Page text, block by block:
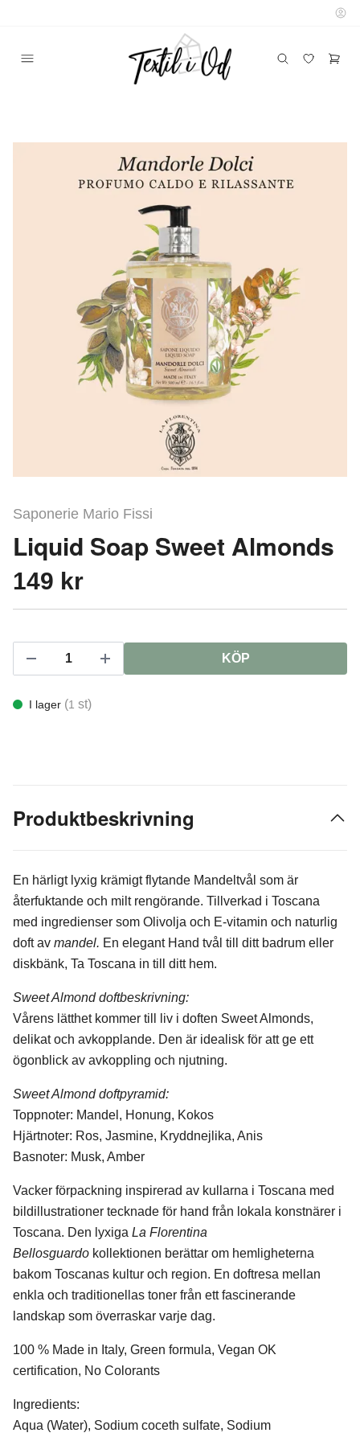
Saponerie Mario Fissi
Liquid Soap Sweet Almonds
149 kr
KÖP
I lager (1 st)
Produktbeskrivning
En härligt lyxig krämigt flytande Mandeltvål som är
återfuktande och milt rengörande. Tillverkad i Toscana
med ingredienser som Olivolja och E-vitamin och naturlig
doft av mandel. En elegant Hand tvål till ditt badrum eller
diskbänk, Ta Toscana in till ditt hem.
Sweet Almond doftbeskrivning:
Vårens lätthet kommer till liv i doften Sweet Almonds,
delikat och avkopplande. Den är idealisk för att ge ett
ögonblick av avkoppling och njutning.
Sweet Almond doftpyramid:
Toppnoter: Mandel, Honung, Kokos
Hjärtnoter: Ros, Jasmine, Kryddnejlika, Anis
Basnoter: Musk, Amber
Vacker förpackning inspirerad av kullarna i Toscana med
bildillustrationer tecknade för hand från lokala konstnärer i
Toscana. Den lyxiga La Florentina
Bellosguardo kollektionen berättar om hemligheterna
bakom Toscanas kultur och region. En doftresa mellan
enkla och traditionellas toner från ett fascinerande
landskap som överraskar varje dag.
100 % Made in Italy, Green formula, Vegan OK
certification, No Colorants
Ingredients:
Aqua (Water), Sodium coceth sulfate, Sodium